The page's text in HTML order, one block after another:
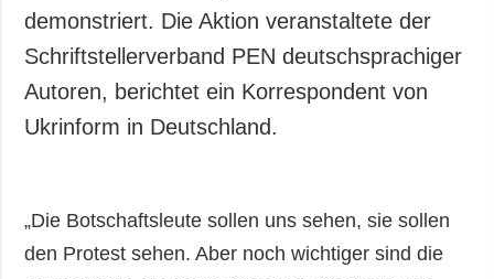
demonstriert. Die Aktion veranstaltete der
Schriftstellerverband PEN deutschsprachiger
Autoren, berichtet ein Korrespondent von
Ukrinform in Deutschland.
„Die Botschaftsleute sollen uns sehen, sie sollen
den Protest sehen. Aber noch wichtiger sind die